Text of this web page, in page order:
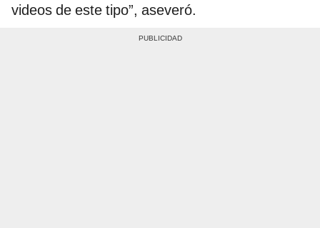
videos de este tipo”, aseveró.